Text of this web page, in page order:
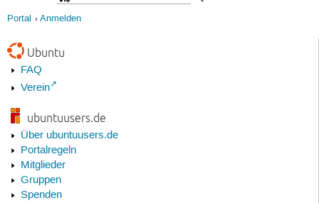
Portal Anmelden
Ubuntu
FAQ
Verein
ubuntuusers.de
Über ubuntuusers.de
Portalregeln
Mitglieder
Gruppen
Spenden